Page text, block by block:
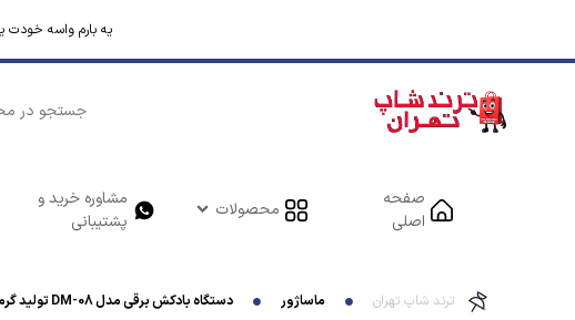
یه بارم واسه خودت
صفحه
اصلی
محصولات
مشاوره خرید و
پشتیبانی
ترند شاپ تهران ماساژور دستگاه بادکش برقی مدل DM-08 تولید گرما